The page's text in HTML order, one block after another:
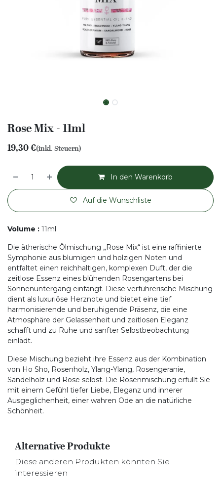
Rose Mix - 11ml
19,30€(inkl. Steuern)
In den Warenkorb
Auf die Wunschliste
Volume : 11ml
Die ätherische Ölmischung „Rose Mix“ ist eine raffinierte
Symphonie aus blumigen und holzigen Noten und
entfaltet einen reichhaltigen, komplexen Duft, der die
zeitlose Essenz eines blühenden Rosengartens bei
Sonnenuntergang einfängt. Diese verführerische Mischung
dient als luxuriöse Herznote und bietet eine tief
harmonisierende und beruhigende Präsenz, die eine
Atmosphäre der Gelassenheit und zeitlosen Eleganz
schafft und zu Ruhe und sanfter Selbstbeobachtung
einlädt.
Diese Mischung bezieht ihre Essenz aus der Kombination
von Ho Sho, Rosenholz, Ylang-Ylang, Rosengeranie,
Sandelholz und Rose selbst. Die Rosenmischung erfüllt Sie
mit einem Gefühl tiefer Liebe, Eleganz und innerer
Ausgeglichenheit, einer wahren Ode an die natürliche
Schönheit.
Alternative Produkte
Diese anderen Produkten könnten Sie
interessieren